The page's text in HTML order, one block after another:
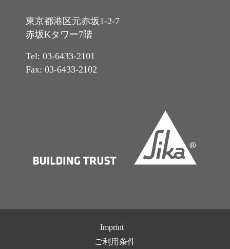
東京都港区元赤坂1-2-7
赤坂Kタワー7階
Tel: 03-6433-2101
Fax: 03-6433-2102
Imprint
ご利用条件